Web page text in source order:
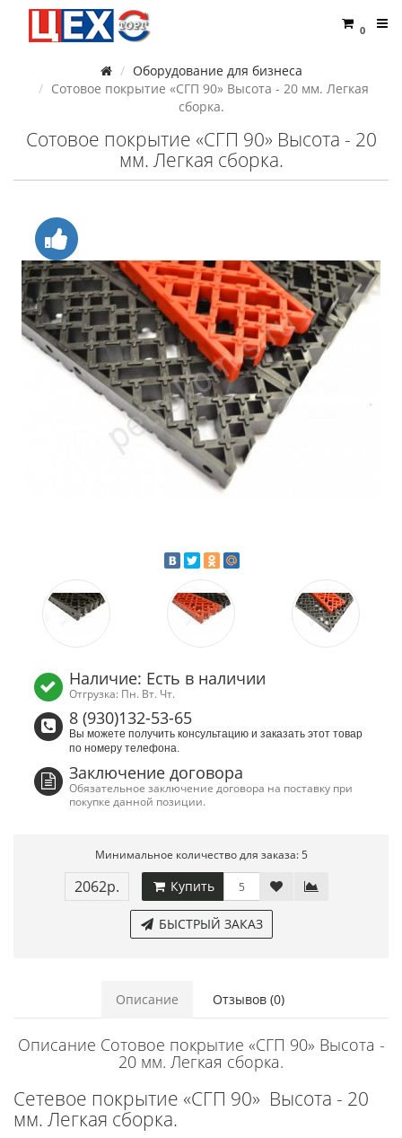
0
Оборудование для бизнеса
Сотовое покрытие «СГП 90» Высота - 20 мм. Легкая
сборка.
Сотовое покрытие «СГП 90» Высота - 20
мм. Легкая сборка.
Наличие: Есть в наличии
Отгрузка: Пн. Вт. Чт.
8 (930)132-53-65
Вы можете получить консультацию и заказать этот товар
по номеру телефона.
Заключение договора
Обязательное заключение договора на поставку при
покупке данной позиции.
Минимальное количество для заказа: 5
2062р. Купить
БЫСТРЫЙ ЗАКАЗ
Описание Отзывов (0)
Описание Сотовое покрытие «СГП 90» Высота -
20 мм. Легкая сборка.
Сетевое покрытие «СГП 90» Высота - 20
мм. Легкая сборка.